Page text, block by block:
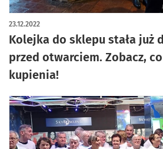
Kolejka do sklepu stała już
przed otwarciem. Zobacz,
kupienia!
23.12.2022
artykuł z galerią zdjęć